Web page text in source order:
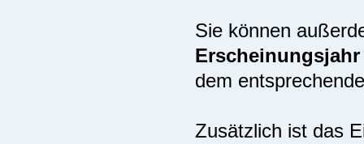
Sie können
dem
Zusätzlich ist das